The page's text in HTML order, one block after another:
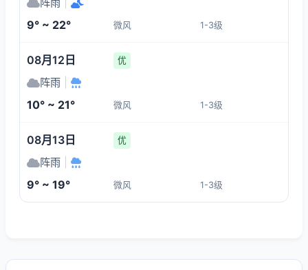
9° ~ 22° 微风 1-3级
08月12日 优
阵雨
10° ~ 21° 微风 1-3级
08月13日 优
阵雨
9° ~ 19° 微风 1-3级